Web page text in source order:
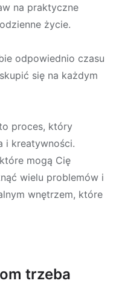
na praktyczne
życie.
odpowiednio czasu
się na każdym
proces, który
i kreatywności.
mogą Cię
wielu problemów i
wnętrzem, które
trzeba